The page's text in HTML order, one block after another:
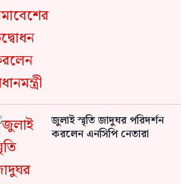
জুলাই স্মৃতি জাদুঘর পরিদর্শন
করলেন এনসিপি নেতারা